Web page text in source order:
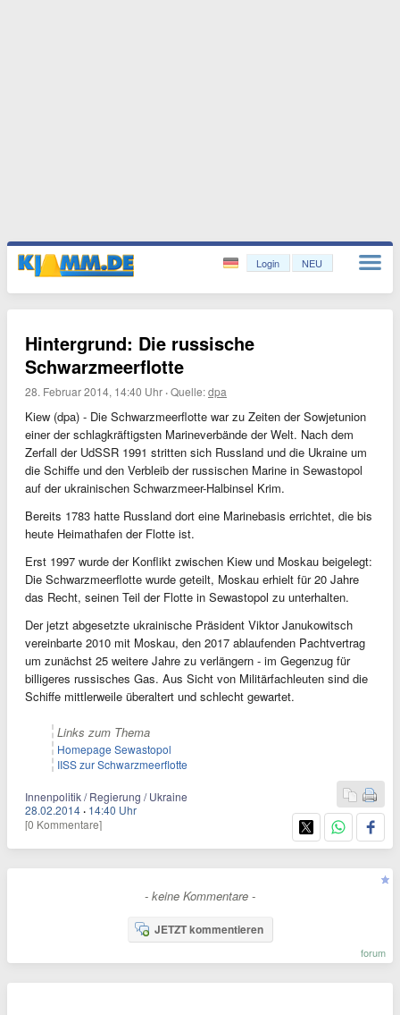
Login NEU
Hintergrund: Die russische
Schwarzmeerflotte
28. Februar 2014, 14:40 Uhr ·Quelle:dpa
Kiew (dpa) - Die Schwarzmeerflotte war zu Zeiten der Sowjetunion
einer der schlagkräftigsten Marineverbände der Welt. Nach dem
Zerfall der UdSSR 1991 stritten sich Russland und die Ukraine um
die Schiffe und den Verbleib der russischen Marine in Sewastopol
auf der ukrainischen Schwarzmeer-Halbinsel Krim.
Bereits 1783 hatte Russland dort eine Marinebasis errichtet, die bis
heute Heimathafen der Flotte ist.
Erst 1997 wurde der Konflikt zwischen Kiew und Moskau beigelegt:
Die Schwarzmeerflotte wurde geteilt, Moskau erhielt für 20 Jahre
das Recht, seinen Teil der Flotte in Sewastopol zu unterhalten.
Der jetzt abgesetzte ukrainische Präsident Viktor Janukowitsch
vereinbarte 2010 mit Moskau, den 2017 ablaufenden Pachtvertrag
um zunächst 25 weitere Jahre zu verlängern - im Gegenzug für
billigeres russisches Gas. Aus Sicht von Militärfachleuten sind die
Schiffe mittlerweile überaltert und schlecht gewartet.
Links zum Thema
Homepage Sewastopol
IISS zur Schwarzmeerflotte
Innenpolitik / Regierung / Ukraine
28.02.2014 · 14:40 Uhr
[0 Kommentare]
- keine Kommentare -
JETZT kommentieren
forum